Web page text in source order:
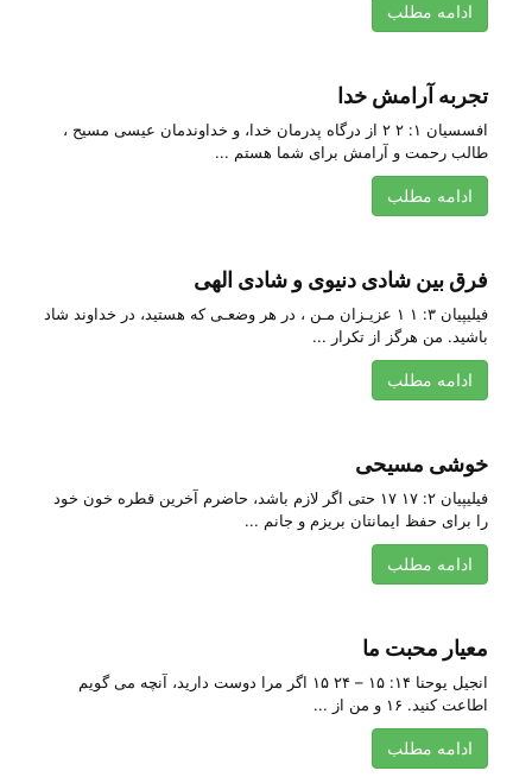
ادامه مطلب
تجربه‌ آرامش خدا
افسسیان ۱: ۲ ۲ از درگاه پدرمان خدا، و خداوندمان عیسی مسیح ،
طالب رحمت و آرامش برای شما هستم ...
ادامه مطلب
فرق بین شادی دنیوی و شادی الهی
فیلیپیان ۳: ۱ ۱ عزیـزان مـن ، در هر وضعـی که هستید، در خداوند شاد
باشید. من هرگز از تکرار ...
ادامه مطلب
خوشی مسیحی
فیلیپیان ۲: ۱۷ ۱۷ حتی اگر لازم باشد، حاضرم آخرین قطره خون خود
را برای حفظ ایمانتان بریزم و جانم ...
ادامه مطلب
معیار محبت ما
انجیل یوحنا ۱۴: ۱۵ – ۲۴ ۱۵ اگر مرا دوست دارید، آنچه می گویم
اطاعت کنید. ۱۶ و من از ...
ادامه مطلب